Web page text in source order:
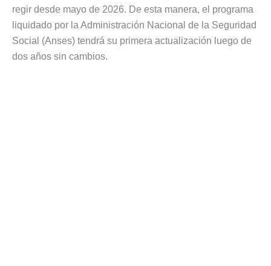
regir desde mayo de 2026. De esta manera, el programa
liquidado por la Administración Nacional de la Seguridad
Social (Anses) tendrá su primera actualización luego de
dos años sin cambios.